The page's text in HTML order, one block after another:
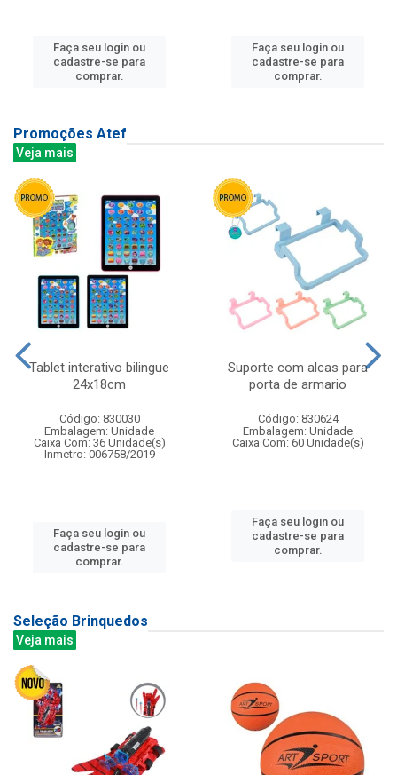
Faça seu login ou
cadastre-se para
comprar.
Faça seu login ou
cadastre-se para
comprar.
Promoções Atef
Veja mais
Tablet interativo bilingue
24x18cm
Código: 830030
Embalagem: Unidade
Caixa Com: 36 Unidade(s)
Inmetro: 006758/2019
Faça seu login ou
cadastre-se para
comprar.
Suporte com alcas para
porta de armario
Código: 830624
Embalagem: Unidade
Caixa Com: 60 Unidade(s)
Faça seu login ou
cadastre-se para
comprar.
Seleção Brinquedos
Veja mais